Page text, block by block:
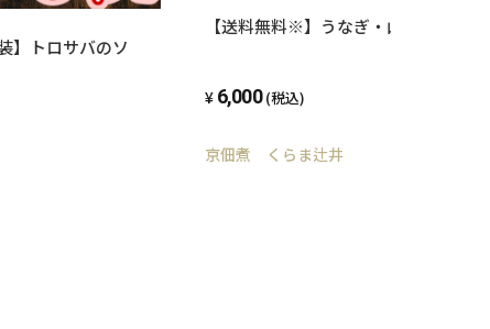
】トロサバのソ
【送料無料※】うなぎ・山椒じゃこ
6,000 (税込)
京佃煮 くらま辻井